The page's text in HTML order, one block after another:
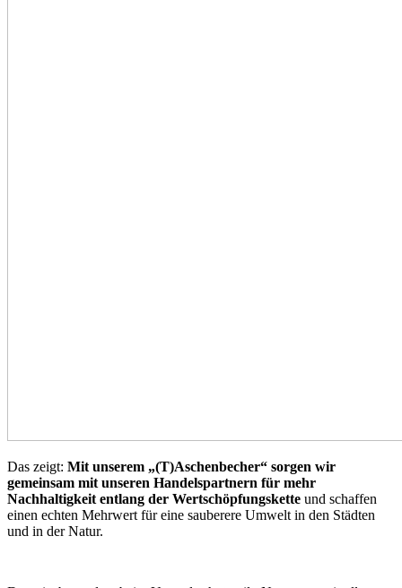
Das zeigt: Mit unserem „(T)Aschenbecher“ sorgen wir
gemeinsam mit unseren Handelspartnern für mehr
Nachhaltigkeit entlang der Wertschöpfungskette und schaffen
einen echten Mehrwert für eine sauberere Umwelt in den Städten
und in der Natur.